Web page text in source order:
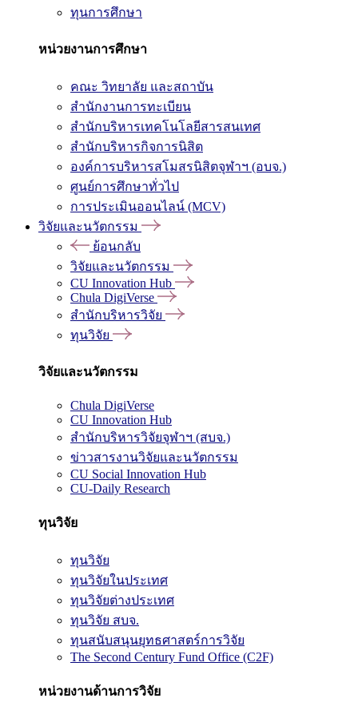
ทุนการศึกษา
หน่วยงานการศึกษา
คณะ วิทยาลัย และสถาบัน
สำนักงานการทะเบียน
สำนักบริหารเทคโนโลยีสารสนเทศ
สำนักบริหารกิจการนิสิต
องค์การบริหารสโมสรนิสิตจุฬาฯ (อบจ.)
ศูนย์การศึกษาทั่วไป
การประเมินออนไลน์ (MCV)
วิจัยและนวัตกรรม
ย้อนกลับ
วิจัยและนวัตกรรม
CU Innovation Hub
Chula DigiVerse
สำนักบริหารวิจัย
ทุนวิจัย
วิจัยและนวัตกรรม
Chula DigiVerse
CU Innovation Hub
สำนักบริหารวิจัยจุฬาฯ (สบจ.)
ข่าวสารงานวิจัยและนวัตกรรม
CU Social Innovation Hub
CU-Daily Research
ทุนวิจัย
ทุนวิจัย
ทุนวิจัยในประเทศ
ทุนวิจัยต่างประเทศ
ทุนวิจัย สบจ.
ทุนสนับสนุนยุทธศาสตร์การวิจัย
The Second Century Fund Office (C2F)
หน่วยงานด้านการวิจัย